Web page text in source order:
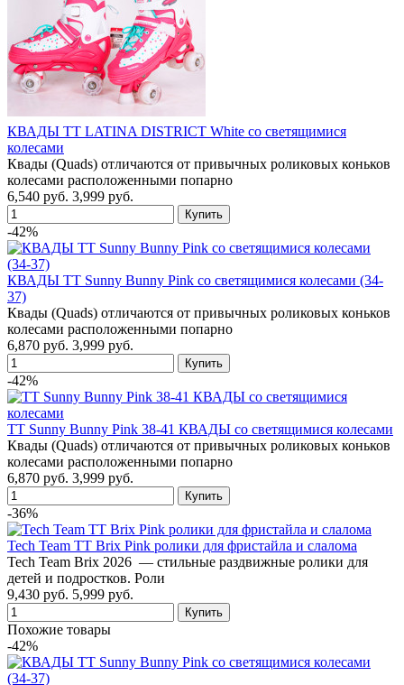
КВАДЫ TT LATINA DISTRICT White со светящимися
колесами
Квады (Quads) отличаются от привычных роликовых коньков
колесами расположенными попарно
6,540 руб. 3,999 руб.
-42%
КВАДЫ TT Sunny Bunny Pink со светящимися колесами (34-
37)
Квады (Quads) отличаются от привычных роликовых коньков
колесами расположенными попарно
6,870 руб. 3,999 руб.
-42%
TT Sunny Bunny Pink 38-41 КВАДЫ со светящимися колесами
Квады (Quads) отличаются от привычных роликовых коньков
колесами расположенными попарно
6,870 руб. 3,999 руб.
-36%
Tech Team TT Brix Pink ролики для фристайла и слалома
Tech Team Brix 2026 — стильные раздвижные ролики для
детей и подростков. Роли
9,430 руб. 5,999 руб.
Похожие товары
-42%